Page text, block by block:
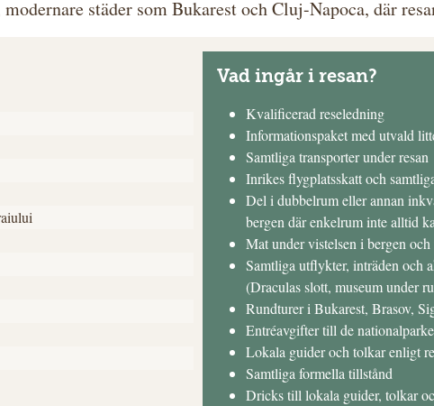
städer som Bukarest och Cluj-Napoca, där
Vad ingår i resan?
Kvalificerad reseledning
Informationspaket med utvald
Samtliga transporter under resan
Inrikes flygplatsskatt och
Del i dubbelrum eller annan
bergen där enkelrum inte alltid
Mat under vistelsen i bergen
Samtliga utflykter, inträden och
(Draculas slott, museum under
Rundturer i Bukarest, Brasov,
Entréavgifter till de
Lokala guider och tolkar enligt
Samtliga formella tillstånd
Dricks till lokala guider, tolkar